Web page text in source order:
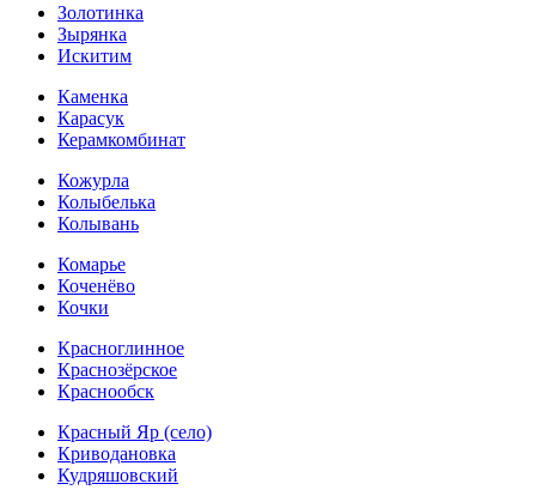
Золотинка
Зырянка
Искитим
Каменка
Карасук
Керамкомбинат
Кожурла
Колыбелька
Колывань
Комарье
Коченёво
Кочки
Красноглинное
Краснозёрское
Краснообск
Красный Яр (село)
Криводановка
Кудряшовский